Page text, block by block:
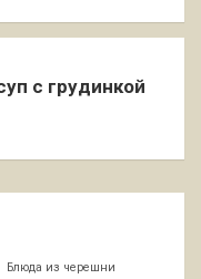
с грудинкой
Блюда из черешни